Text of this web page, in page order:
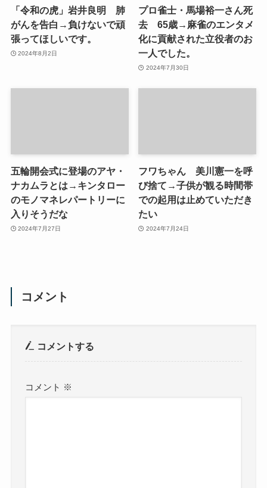
「令和の虎」岩井良明 肺
がんを告白→負けないで頑
張ってほしいです。
2024年8月2日
プロ雀士・馬場裕一さん死
去 65歳→麻雀のエンタメ
化に貢献された立役者のお
一人でした。
2024年7月30日
五輪開会式に登場のアヤ・
ナカムラとは→キンタロー
のモノマネレパートリーに
入りそうだな
2024年7月27日
フワちゃん 美川憲一を呼
び捨て→子供が観る時間帯
での起用は止めていただき
たい
2024年7月24日
コメント
コメントする
コメント ※